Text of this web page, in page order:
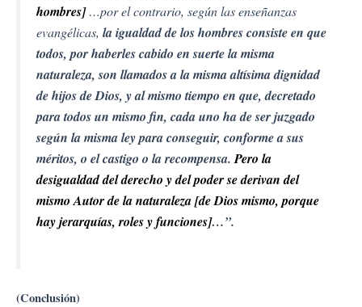
hombres]…por el contrario, según las enseñanzas
evangélicas, la igualdad de los hombres consiste en que
todos, por haberles cabido en suerte la misma
naturaleza, son llamados a la misma altísima dignidad
de hijos de Dios, y al mismo tiempo en que, decretado
para todos un mismo fin, cada uno ha de ser juzgado
según la misma ley para conseguir, conforme a sus
méritos, o el castigo o la recompensa.Pero la
desigualdad del derecho y del poder se derivan del
mismo Autor de la naturaleza [de Dios mismo, porque
hay jerarquías, roles y funciones]…”.
(Conclusión)